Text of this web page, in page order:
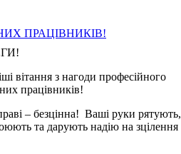
ПРАЦІВНИКІВ!
вітання з нагоди професійного
працівників!
– безцінна! Ваші руки рятують,
та дарують надію на зцілення